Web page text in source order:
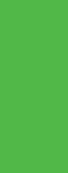
& Køkkenudstyr
& bryggers
Skønhed & Velvære
Hobby